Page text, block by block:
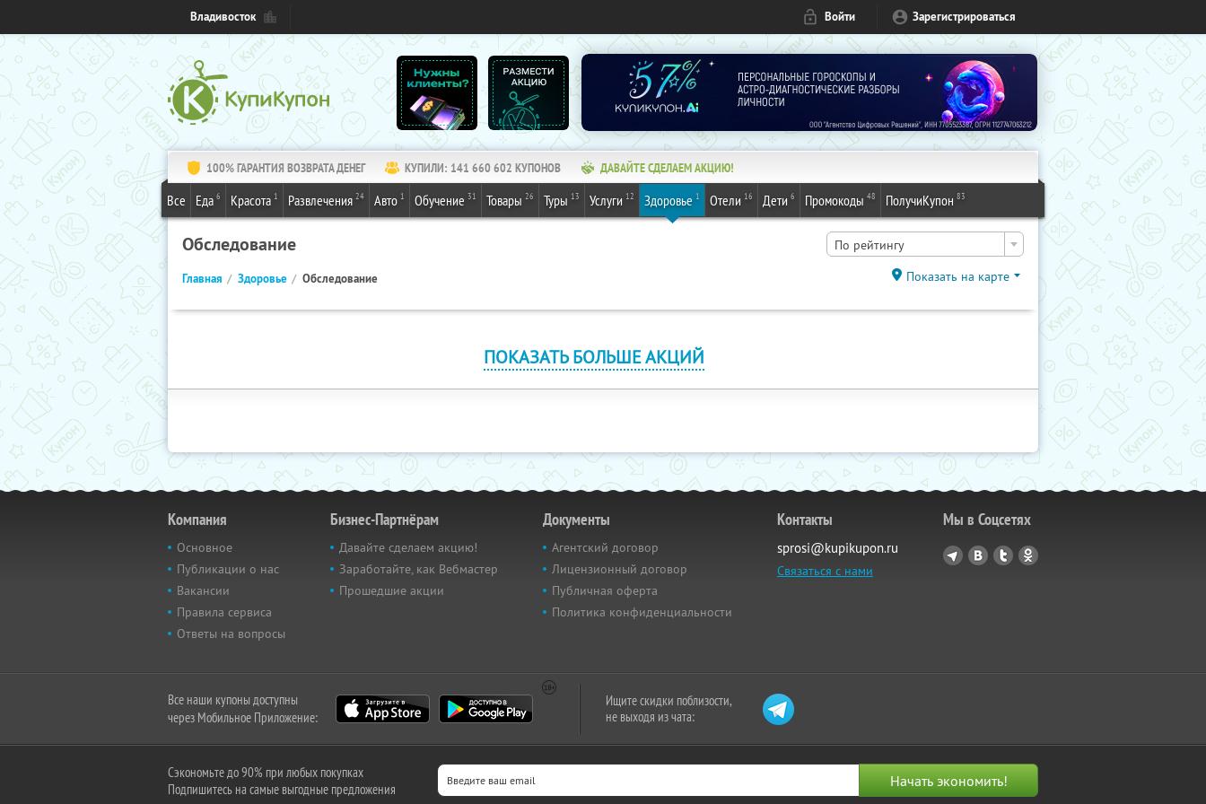
Владивосток Войти Зарегистрироваться
100% ГАРАНТИЯ ВОЗВРАТА ДЕНЕГ КУПИЛИ: 141 660 602 КУПОНОВ ДАВАЙТЕ СДЕЛАЕМ АКЦИЮ!
Все Еда 6 Красота 1 Развлечения 24 Авто 1 Обучение 31 Товары 26 Туры 13 Услуги 12 Здоровье 1 Отели 16 Дети 6 Промокоды 48 ПолучиКупон 83
Обследование По рейтингу
Главная Здоровье Обследование Показать на карте
ПОКАЗАТЬ БОЛЬШЕ АКЦИЙ
Компания
Основное
Публикации о нас
Вакансии
Правила сервиса
Ответы на вопросы
Бизнес-Партнёрам
Давайте сделаем акцию!
Заработайте, как Вебмастер
Прошедшие акции
Документы
Агентский договор
Лицензионный договор
Публичная оферта
Политика конфиденциальности
Контакты
sprosi@kupikupon.ru
Связаться с нами
Мы в Соцсетях
Все наши купоны доступны
через Мобильное Приложение:
Ищите скидки поблизости,
не выходя из чата:
Сэкономьте до 90% при любых покупках
Подпишитесь на самые выгодные предложения